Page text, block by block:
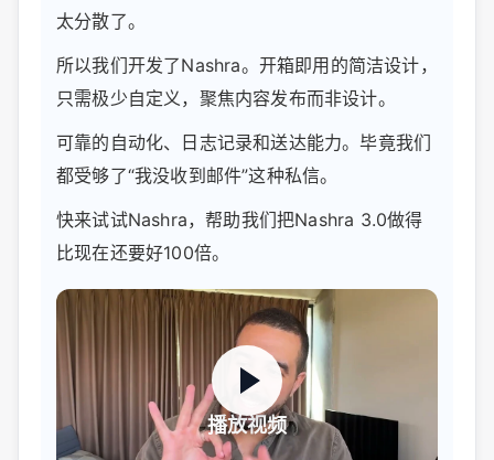
太分散了。
所以我们开发了Nashra。开箱即用的简洁设计，
只需极少自定义，聚焦内容发布而非设计。
可靠的自动化、日志记录和送达能力。毕竟我们
都受够了“我没收到邮件”这种私信。
快来试试Nashra，帮助我们把Nashra 3.0做得
比现在还要好100倍。
播放视频